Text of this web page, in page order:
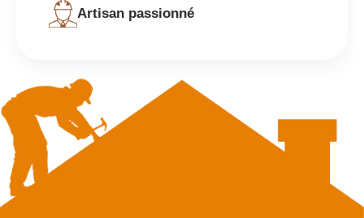
Artisan passionné